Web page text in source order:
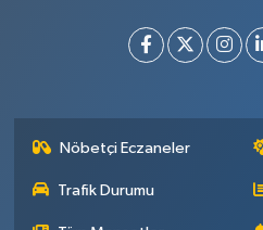
Nöbetçi Eczaneler
Trafik Durumu